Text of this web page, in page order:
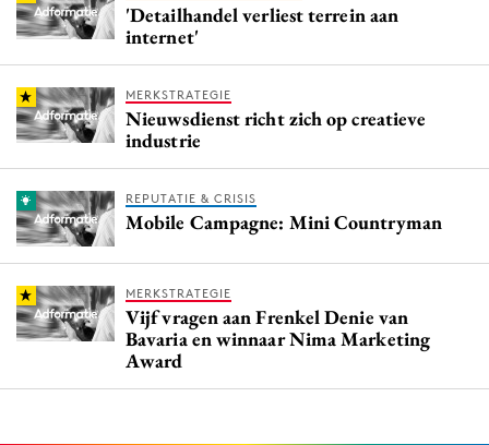
'Detailhandel verliest terrein aan
internet'
MERKSTRATEGIE
Nieuwsdienst richt zich op creatieve
industrie
REPUTATIE & CRISIS
Mobile Campagne: Mini Countryman
MERKSTRATEGIE
Vijf vragen aan Frenkel Denie van
Bavaria en winnaar Nima Marketing
Award